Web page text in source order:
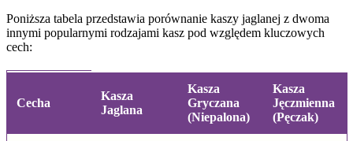
Poniższa tabela przedstawia porównanie kaszy jaglanej z dwoma
innymi popularnymi rodzajami kasz pod względem kluczowych
cech:
Cecha
Kasza
Jaglana
Kasza
Gryczana
(Niepalona)
Kasza
Jęczmienna
(Pęczak)